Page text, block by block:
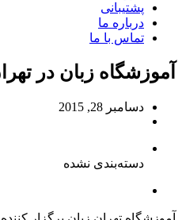
پشتیبانی
درباره ما
تماس با ما
آموزشگاه زبان در
دسامبر 28, 2015
دسته‌بندی نشده